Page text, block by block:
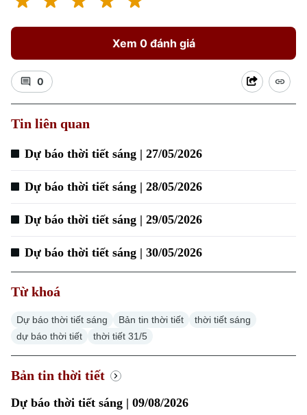
Xu hướng
Xem 0 đánh giá
0
Tin liên quan
Dự báo thời tiết sáng | 27/05/2026
Dự báo thời tiết sáng | 28/05/2026
Dự báo thời tiết sáng | 29/05/2026
Dự báo thời tiết sáng | 30/05/2026
Từ khoá
Dự báo thời tiết sáng Bản tin thời tiết
thời tiết sáng
dự báo thời tiết
thời tiết 31/5
Bản tin thời tiết
Dự báo thời tiết sáng | 09/08/2026